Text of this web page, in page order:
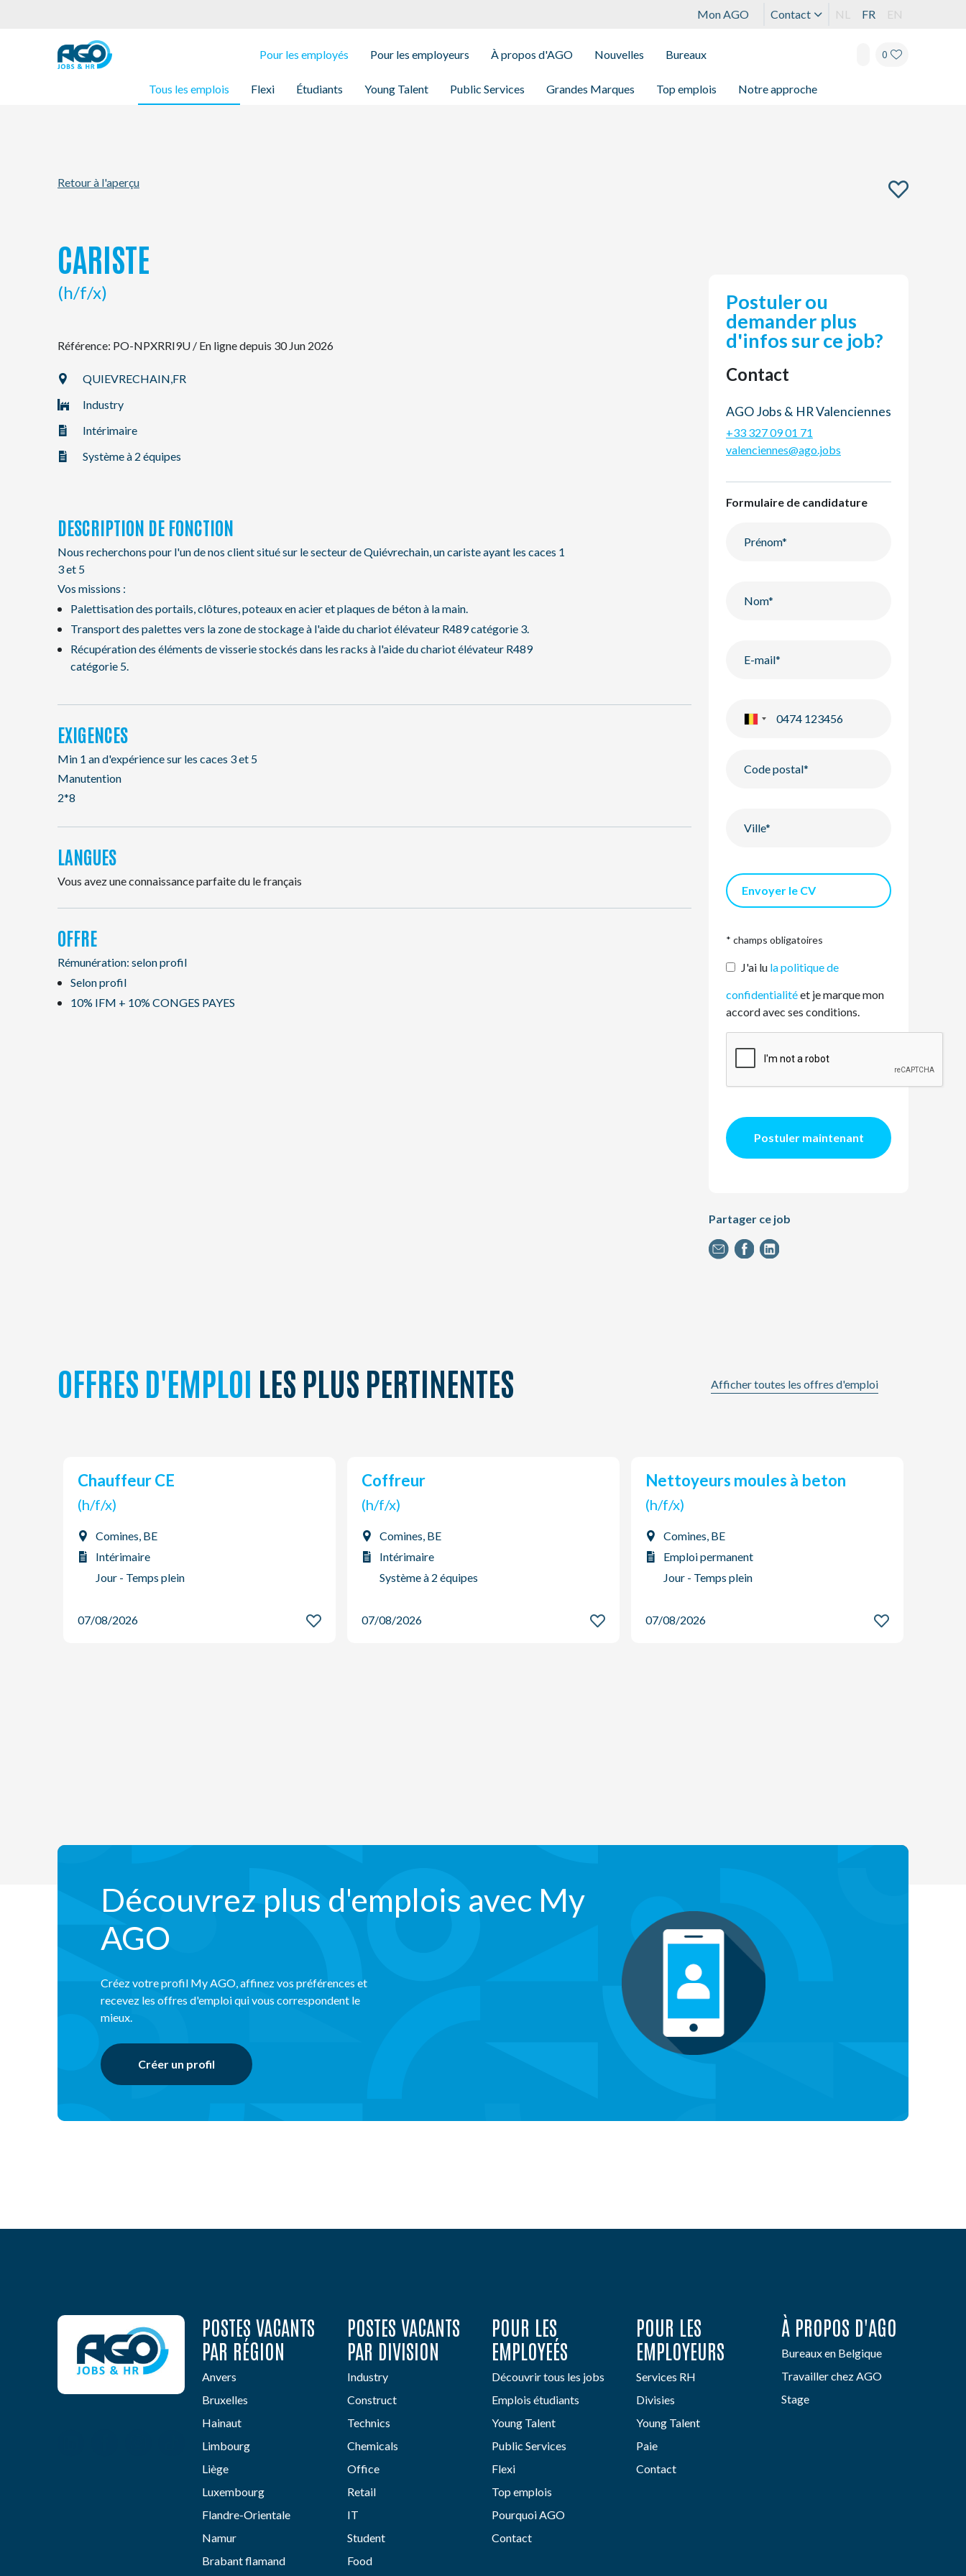
Mon AGO Contact NL FR EN
Pour les employés
Tous les emplois Flexi Étudiants Young Talent Public Services Grandes Marques Top emplois Notre approche
Pour les employeurs À propos d'AGO Nouvelles Bureaux 0
Pour les employés
Pour les employeurs
Bureaux
Mon AGO
Retour à l'aperçu
CARISTE
(h/f/x)
Référence: PO-NPXRRI9U / En ligne depuis 30 Jun 2026
QUIEVRECHAIN,FR
Industry
Intérimaire
Système à 2 équipes
DESCRIPTION DE FONCTION
Nous recherchons pour l'un de nos client situé sur le secteur de Quiévrechain, un cariste ayant les caces 1
3 et 5
Vos missions :
Palettisation des portails, clôtures, poteaux en acier et plaques de béton à la main.
Transport des palettes vers la zone de stockage à l'aide du chariot élévateur R489 catégorie 3.
Récupération des éléments de visserie stockés dans les racks à l'aide du chariot élévateur R489
catégorie 5.
EXIGENCES
Min 1 an d'expérience sur les caces 3 et 5
Manutention
2*8
LANGUES
Vous avez une connaissance parfaite du le français
OFFRE
Rémunération: selon profil
Selon profil
10% IFM + 10% CONGES PAYES
Postuler ou
demander plus
d'infos sur ce job?
Contact
AGO Jobs & HR Valenciennes
+33 327 09 01 71
valenciennes@ago.jobs
Formulaire de candidature
Envoyer le CV
* champs obligatoires
J'ai lu la politique de
confidentialitéet je marque mon
accord avec ses conditions.
Postuler maintenant
Partager ce job
OFFRES D'EMPLOI LES PLUS PERTINENTES Afficher toutes les offres d'emploi
Chauffeur CE
(h/f/x)
Comines, BE
Intérimaire
Jour - Temps plein
07/08/2026
Coffreur
(h/f/x)
Comines, BE
Intérimaire
Système à 2 équipes
07/08/2026
Nettoyeurs moules à beton
(h/f/x)
Comines, BE
Emploi permanent
Jour - Temps plein
07/08/2026
Découvrez plus d'emplois avec My
AGO
Créez votre profil My AGO, affinez vos préférences et
recevez les offres d'emploi qui vous correspondent le
mieux.
Créer un profil
POSTES VACANTS
PAR RÉGION
Anvers
Bruxelles
Hainaut
Limbourg
Liège
Luxembourg
Flandre-Orientale
Namur
Brabant flamand
POSTES VACANTS
PAR DIVISION
Industry
Construct
Technics
Chemicals
Office
Retail
IT
Student
Food
POUR LES
EMPLOYEÉS
Découvrir tous les jobs
Emplois étudiants
Young Talent
Public Services
Flexi
Top emplois
Pourquoi AGO
Contact
POUR LES
EMPLOYEURS
Services RH
Divisies
Young Talent
Paie
Contact
À PROPOS D'AGO
Bureaux en Belgique
Travailler chez AGO
Stage